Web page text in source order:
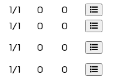
1/1 0
0
1/1 0
0
1/1 0
0
1/1 0
0